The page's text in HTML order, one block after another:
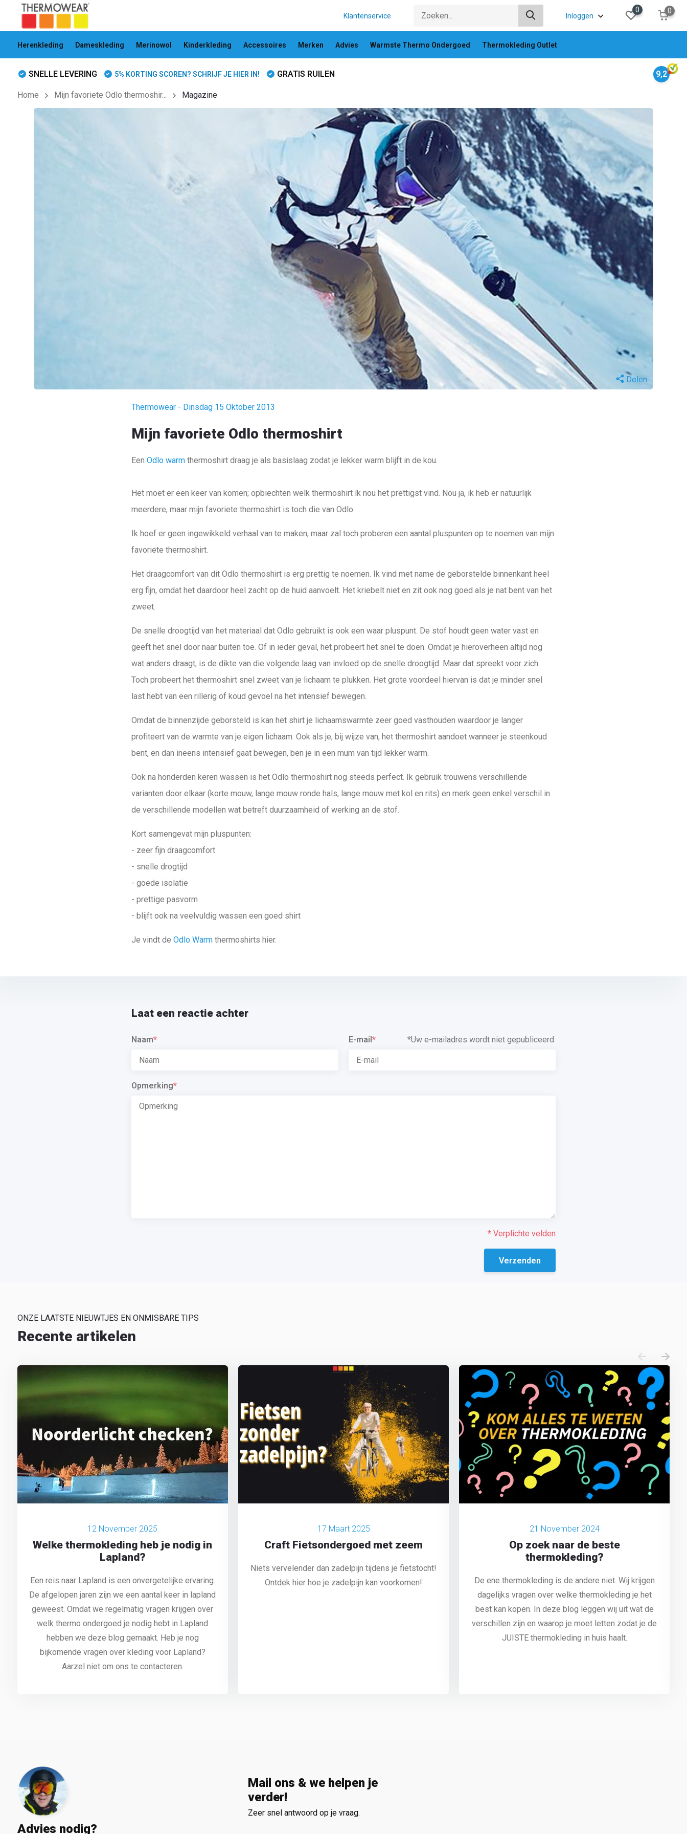
Klantenservice Inloggen
0 0
Herenkleding Dameskleding Merinowol Kinderkleding Accessoires Merken Advies Warmste Thermo Ondergoed Thermokleding Outlet
SNELLE LEVERING 5% KORTING SCOREN? SCHRIJF JE HIER IN! GRATIS RUILEN 9,2
Home Mijn favoriete Odlo thermoshir... Magazine
Delen
Thermowear - Dinsdag 15 Oktober 2013
Mijn favoriete Odlo thermoshirt
EenOdlo warm thermoshirt draag je als basislaag zodat je lekker warm blijft in de kou.
Het moet er een keer van komen; opbiechten welk thermoshirt ík nou het prettigst vind. Nou ja, ik heb er natuurlijk
meerdere, maar mijn favoriete thermoshirt is toch die van Odlo.
Ik hoef er geen ingewikkeld verhaal van te maken, maar zal toch proberen een aantal pluspunten op te noemen van mijn
favoriete thermoshirt.
Het draagcomfort van dit Odlo thermoshirt is erg prettig te noemen. Ik vind met name de geborstelde binnenkant heel
erg fijn, omdat het daardoor heel zacht op de huid aanvoelt. Het kriebelt niet en zit ook nog goed als je nat bent van het
zweet.
De snelle droogtijd van het materiaal dat Odlo gebruikt is ook een waar pluspunt. De stof houdt geen water vast en
geeft het snel door naar buiten toe. Of in ieder geval, het probeert het snel te doen. Omdat je hieroverheen altijd nog
wat anders draagt, is de dikte van die volgende laag van invloed op de snelle droogtijd. Maar dat spreekt voor zich.
Toch probeert het thermoshirt snel zweet van je lichaam te plukken. Het grote voordeel hiervan is dat je minder snel
last hebt van een rillerig of koud gevoel na het intensief bewegen.
Omdat de binnenzijde geborsteld is kan het shirt je lichaamswarmte zeer goed vasthouden waardoor je langer
profiteert van de warmte van je eigen lichaam. Ook als je, bij wijze van, het thermoshirt aandoet wanneer je steenkoud
bent, en dan ineens intensief gaat bewegen, ben je in een mum van tijd lekker warm.
Ook na honderden keren wassen is het Odlo thermoshirt nog steeds perfect. Ik gebruik trouwens verschillende
varianten door elkaar (korte mouw, lange mouw ronde hals, lange mouw met kol en rits) en merk geen enkel verschil in
de verschillende modellen wat betreft duurzaamheid of werking an de stof.
Kort samengevat mijn pluspunten:
- zeer fijn draagcomfort
- snelle drogtijd
- goede isolatie
- prettige pasvorm
- blijft ook na veelvuldig wassen een goed shirt
Je vindt deOdlo Warm thermoshirts hier.
Laat een reactie achter
Naam* E-mail* *Uw e-mailadres wordt niet gepubliceerd.
Opmerking*
* Verplichte velden
Verzenden
ONZE LAATSTE NIEUWTJES EN ONMISBARE TIPS
Recente artikelen
12 November 2025
Welke thermokleding heb je nodig in
Lapland?
Een reis naar Lapland is een onvergetelijke ervaring.
De afgelopen jaren zijn we een aantal keer in lapland
geweest. Omdat we regelmatig vragen krijgen over
welk thermo ondergoed je nodig hebt in Lapland
hebben we deze blog gemaakt. Heb je nog
bijkomende vragen over kleding voor Lapland?
Aarzel niet om ons te contacteren.
17 Maart 2025
Craft Fietsondergoed met zeem
Niets vervelender dan zadelpijn tijdens je fietstocht!
Ontdek hier hoe je zadelpijn kan voorkomen!
21 November 2024
Op zoek naar de beste
thermokleding?
De ene thermokleding is de andere niet. Wij krijgen
dagelijks vragen over welke thermokleding je het
best kan kopen. In deze blog leggen wij uit wat de
verschillen zijn en waarop je moet letten zodat je de
JUISTE thermokleding in huis haalt.
Advies nodig?
Mail ons & we helpen je
verder!
Zeer snel antwoord op je vraag.